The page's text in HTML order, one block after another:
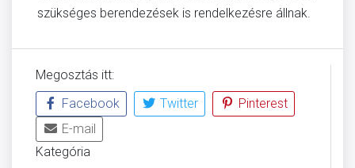
szükséges berendezések is rendelkezésre állnak.
Megosztás itt:
Facebook
Twitter
Pinterest
E-mail
Kategória